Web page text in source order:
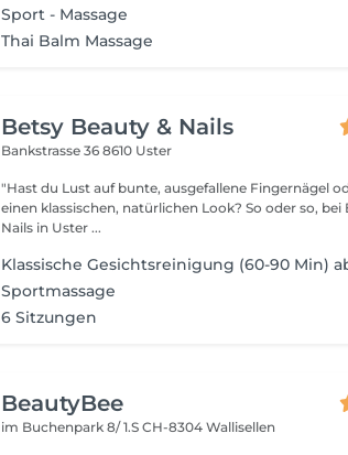
Sport - Massage
Thai Balm Massage
Betsy Beauty & Nails
Bankstrasse 368610 Uster
"Hast du Lust auf bunte, ausgefallene Fingernägel
einen klassischen, natürlichen Look? So oder so, bei
Nails in Uster ...
Klassische Gesichtsreinigung (60-90 Min)
Sportmassage
6 Sitzungen
BeautyBee
im Buchenpark 8/ 1.SCH-8304 Wallisellen